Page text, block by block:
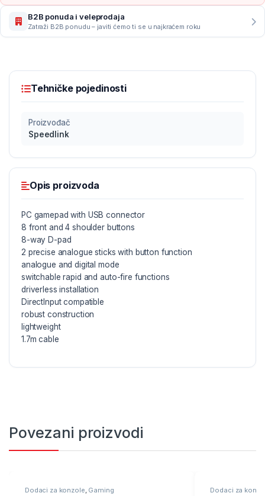
B2B ponuda i veleprodaja
Zatraži B2B ponudu – javiti ćemo ti se u najkraćem roku
Tehničke pojedinosti
Proizvođač
Speedlink
Opis proizvoda
PC gamepad with USB connector
8 front and 4 shoulder buttons
8-way D-pad
2 precise analogue sticks with button function
analogue and digital mode
switchable rapid and auto-fire functions
driverless installation
DirectInput compatible
robust construction
lightweight
1.7m cable
Povezani proizvodi
Dodaci za konzole, Gaming Dodaci za